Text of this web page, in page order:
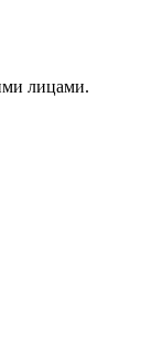
лицами.